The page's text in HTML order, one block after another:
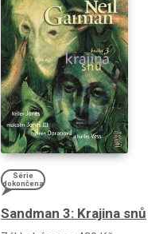
Série
dokončena
Sandman 3: Krajina snů